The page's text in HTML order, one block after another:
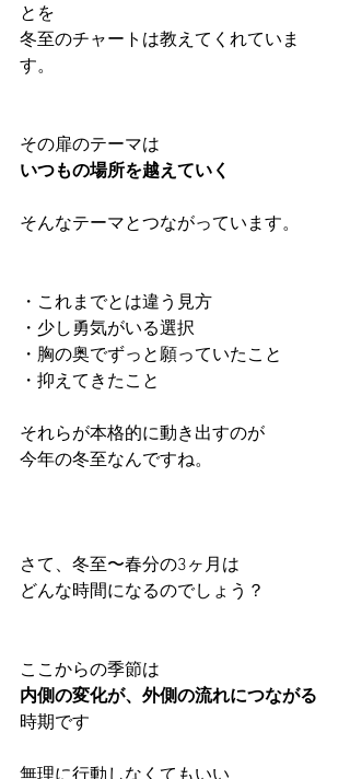
とを
冬至のチャートは教えてくれていま
す。
その扉のテーマは
いつもの場所を越えていく
そんなテーマとつながっています。
・これまでとは違う見方
・少し勇気がいる選択
・胸の奥でずっと願っていたこと
・抑えてきたこと
それらが本格的に動き出すのが
今年の冬至なんですね。
さて、冬至〜春分の3ヶ月は
どんな時間になるのでしょう？
ここからの季節は
内側の変化が、外側の流れにつながる
時期です